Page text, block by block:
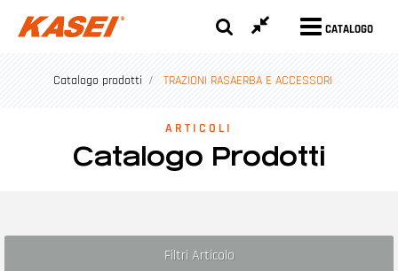
CATALOGO
Catalogo prodotti TRAZIONI RASAERBA E ACCESSORI
ARTICOLI
Catalogo Prodotti
Filtri Articolo